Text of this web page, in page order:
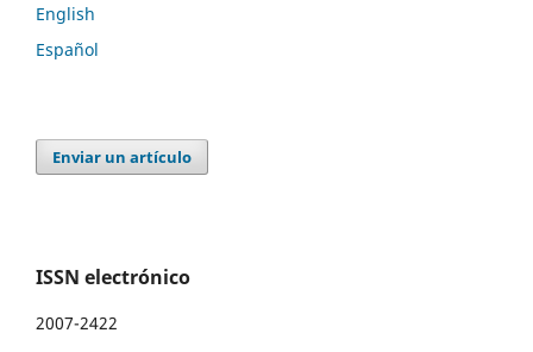
English
Español
Enviar un artículo
ISSN electrónico
2007-2422